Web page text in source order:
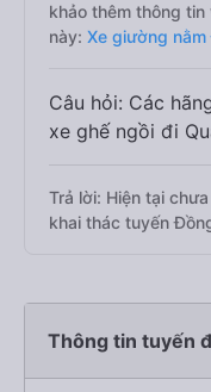
khảo thêm thông
này: Xe giường
Câu hỏi: Các
xe ghế ngồi đi
Trả lời: Hiện tại
khai thác tuyến
Thông tin tuyến